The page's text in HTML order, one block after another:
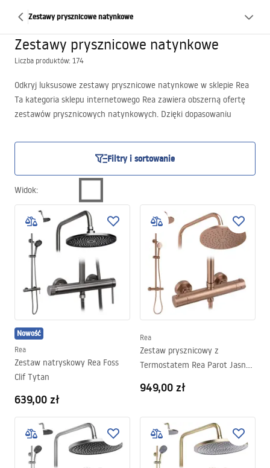
Zestawy prysznicowe natynkowe
Zestawy prysznicowe natynkowe
Liczba produktów: 174
Odkryj luksusowe zestawy prysznicowe natynkowe w sklepie Rea
Ta kategoria sklepu internetowego Rea zawiera obszerną ofertę
zestawów prysznicowych natynkowych. Dzięki dopasowaniu
prysznic swoich marzeń. Zestaw prysznicowy natynkowy, który
jest jednocześnie estetyczny, funkcjonalny i niezawodny? Można
znaleźć takich mnóstwo w różnych stylach, kolorach i z
dodatkowymi funkcjami w tej kategorii sklepu internetowego Rea!
Nowoczesny i stylowy design zestawu natynkowego
prysznicowego od Rea
Filtry i sortowanie
Widok:
Nowość
Rea
Zestaw natryskowy Rea Foss
Clif Tytan
639,00 zł
Rea
Zestaw prysznicowy z
Termostatem Rea Parot Jasna
949,00 zł